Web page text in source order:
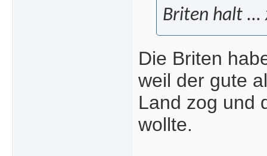
Briten halt ...
Die Briten
weil der gute
Land zog und
wollte.